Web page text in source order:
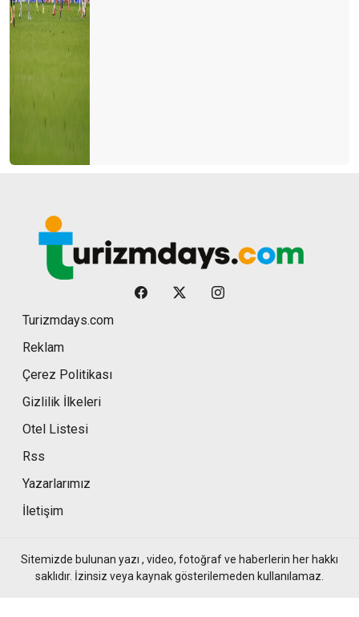
Turizmdays.com
Reklam
Çerez Politikası
Gizlilik İlkeleri
Otel Listesi
Rss
Yazarlarımız
İletişim
Sitemizde bulunan yazı , video, fotoğraf ve haberlerin her hakkı
saklıdır. İzinsiz veya kaynak gösterilemeden kullanılamaz.